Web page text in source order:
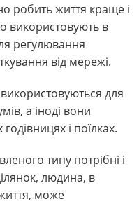
робить життя краще і
використовують в
регулювання
від мережі.
для
а іноді вони
і поїлках.
типу потрібні і
людина, в
може